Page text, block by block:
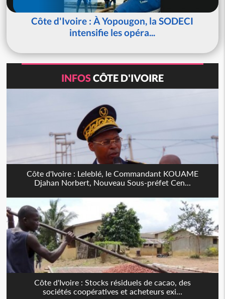
Côte d'Ivoire : À Yopougon, la SODECI
intensifie les opéra...
INFOSCÔTE D'IVOIRE
Côte d'Ivoire : Leleblé, le Commandant KOUAME
Djahan Norbert, Nouveau Sous-préfet Cen...
Côte d'Ivoire : Stocks résiduels de cacao, des
sociétés coopératives et acheteurs exi...